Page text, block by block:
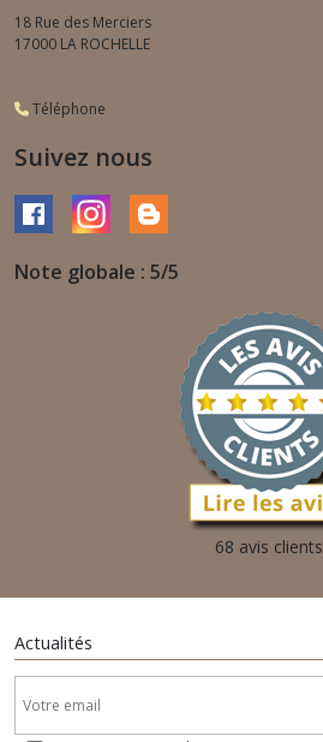
18 Rue des Merciers
17000 LA ROCHELLE
Téléphone
Suivez nous
Note globale : 5/5
68 avis clients
Actualités